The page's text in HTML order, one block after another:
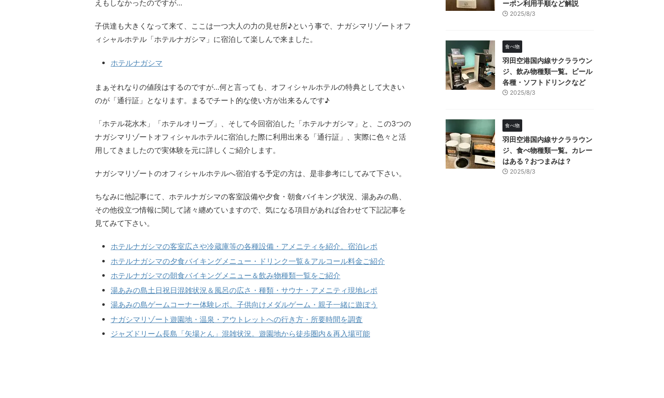
えもしなかったのですが...
子供達も大きくなって来て、ここは一つ大人の力の見せ所♪という事で、ナガシマリゾートオフ
ィシャルホテル「ホテルナガシマ」に宿泊して楽しんで来ました。
ホテルナガシマ
まぁそれなりの値段はするのですが...何と言っても、オフィシャルホテルの特典として大きい
のが「通行証」となります。まるでチート的な使い方が出来るんです♪
「ホテル花水木」「ホテルオリーブ」、そして今回宿泊した「ホテルナガシマ」と、この3つの
ナガシマリゾートオフィシャルホテルに宿泊した際に利用出来る「通行証」、実際に色々と活
用してきましたので実体験を元に詳しくご紹介します。
ナガシマリゾートのオフィシャルホテルへ宿泊する予定の方は、是非参考にしてみて下さい。
ちなみに他記事にて、ホテルナガシマの客室設備や夕食・朝食バイキング状況、湯あみの島、
その他役立つ情報に関して諸々纏めていますので、気になる項目があれば合わせて下記記事を
見てみて下さい。
ホテルナガシマの客室広さや冷蔵庫等の各種設備・アメニティを紹介。宿泊レポ
ホテルナガシマの夕食バイキングメニュー・ドリンク一覧＆アルコール料金ご紹介
ホテルナガシマの朝食バイキングメニュー＆飲み物種類一覧をご紹介
湯あみの島土日祝日混雑状況＆風呂の広さ・種類・サウナ・アメニティ現地レポ
湯あみの島ゲームコーナー体験レポ。子供向けメダルゲーム・親子一緒に遊ぼう
ナガシマリゾート遊園地・温泉・アウトレットへの行き方・所要時間を調査
ジャズドリーム長島「矢場とん」混雑状況。遊園地から徒歩圏内＆再入場可能
ーポン利用手順など解説
2025/8/3
食べ物
羽田空港国内線サクララウン
ジ、飲み物種類一覧。ビール
各種・ソフトドリンクなど
2025/8/3
食べ物
羽田空港国内線サクララウン
ジ、食べ物種類一覧。カレー
はある？おつまみは？
2025/8/3